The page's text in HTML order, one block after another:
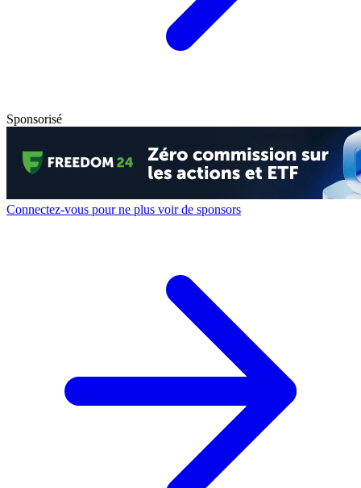
Sponsorisé
Connectez-vous pour ne plus voir de sponsors